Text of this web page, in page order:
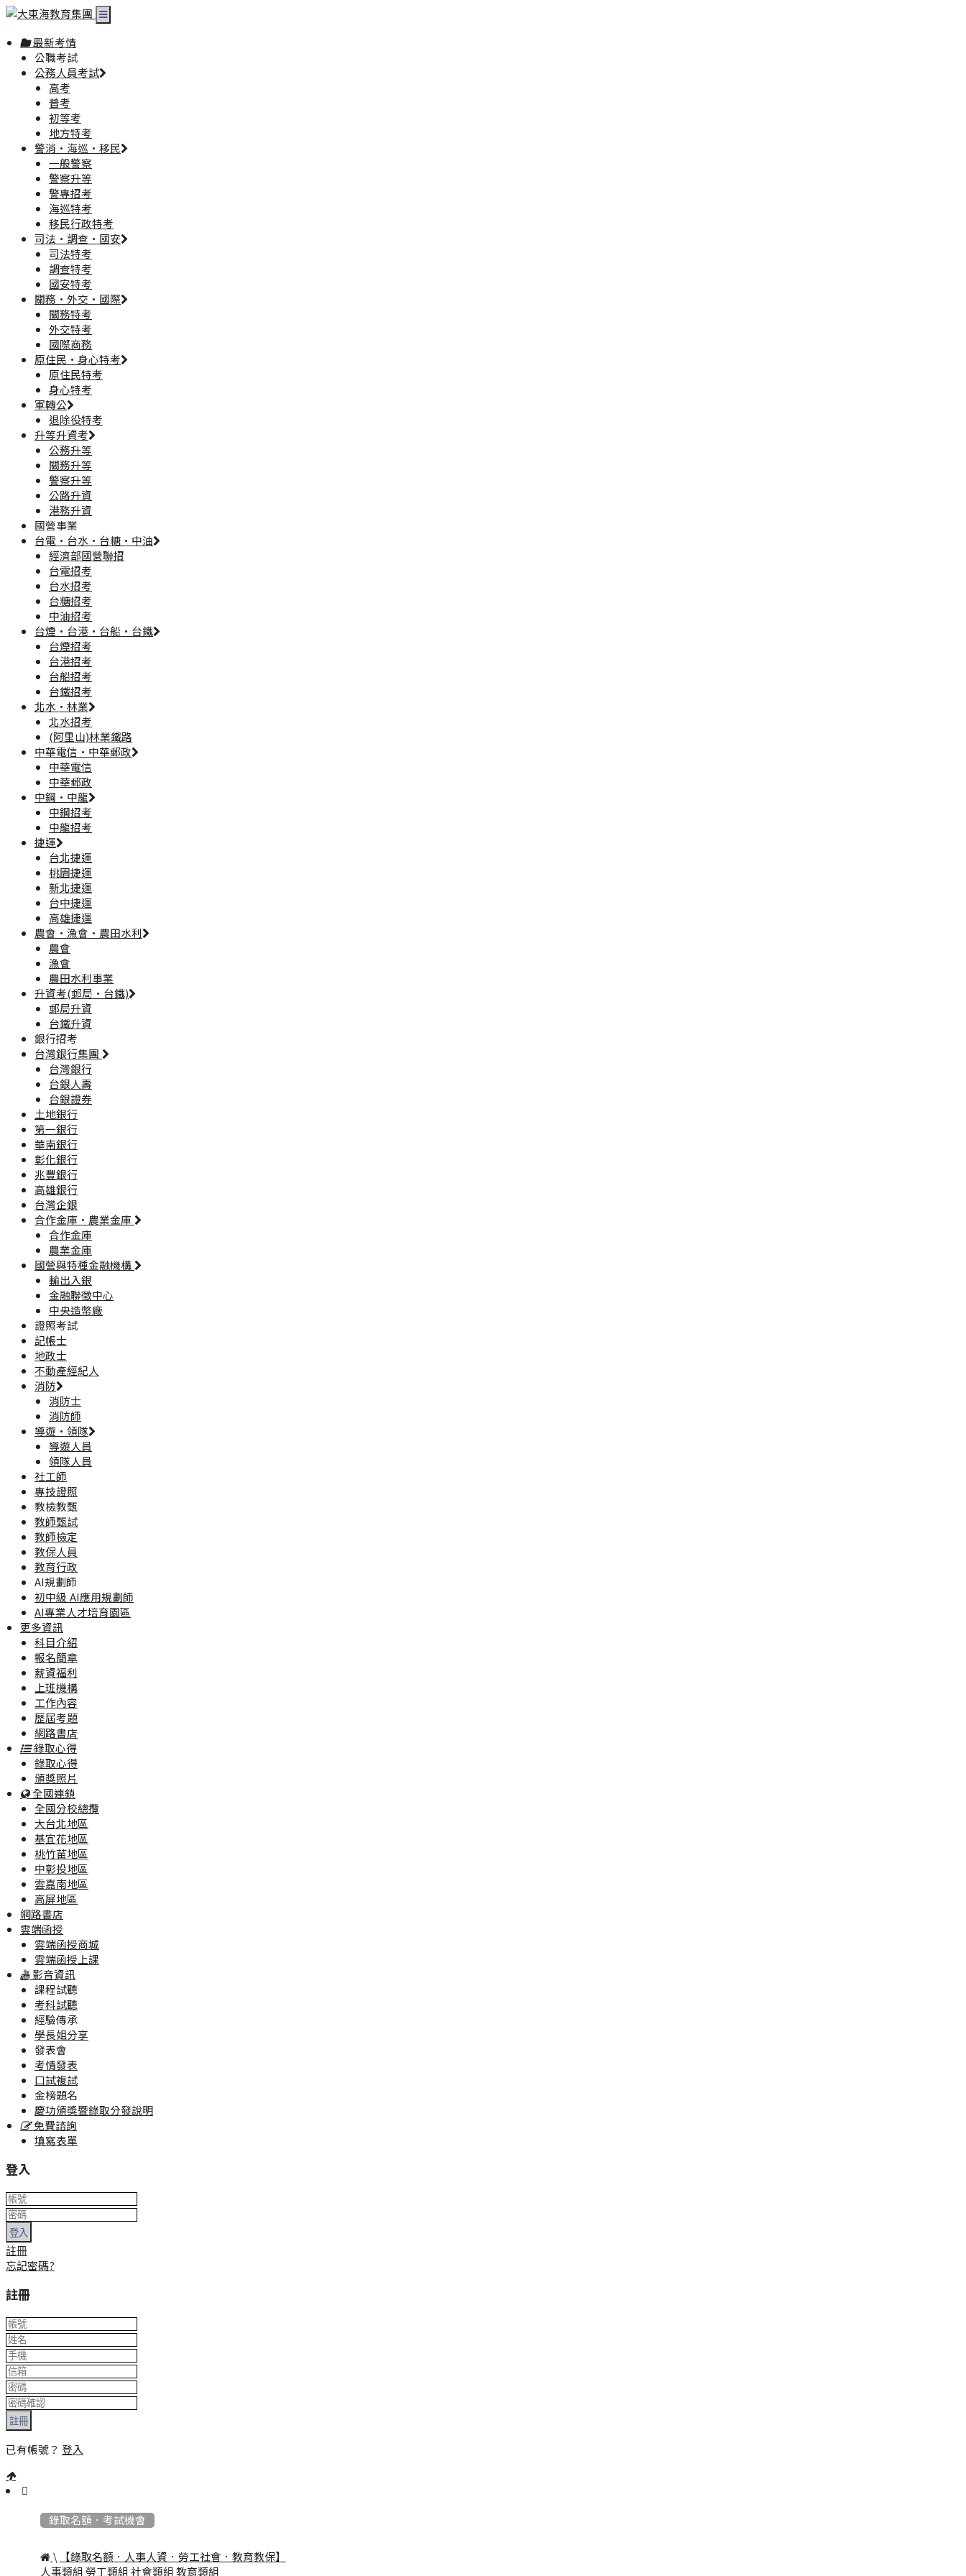
最新考情
公職考試
公務人員考試
高考
普考
初等考
地方特考
警消·海巡·移民
一般警察
警察升等
警專招考
海巡特考
移民行政特考
司法·調查·國安
司法特考
調查特考
國安特考
關務·外交·國際
關務特考
外交特考
國際商務
原住民·身心特考
原住民特考
身心特考
軍轉公
退除役特考
升等升資考
公務升等
關務升等
警察升等
公路升資
港務升資
國營事業
台電·台水·台糖·中油
經濟部國營聯招
台電招考
台水招考
台糖招考
中油招考
台煙·台港·台船·台鐵
台煙招考
台港招考
台船招考
台鐵招考
北水·林業
北水招考
(阿里山)林業鐵路
中華電信·中華郵政
中華電信
中華郵政
中鋼·中龍
中鋼招考
中龍招考
捷運
台北捷運
桃園捷運
新北捷運
台中捷運
高雄捷運
農會·漁會·農田水利
農會
漁會
農田水利事業
升資考(郵局·台鐵)
郵局升資
台鐵升資
銀行招考
台灣銀行集團
台灣銀行
台銀人壽
台銀證券
土地銀行
第一銀行
華南銀行
彰化銀行
兆豐銀行
高雄銀行
台灣企銀
合作金庫·農業金庫
合作金庫
農業金庫
國營與特種金融機構
輸出入銀
金融聯徵中心
中央造幣廠
證照考試
記帳士
地政士
不動產經紀人
消防
消防士
消防師
導遊·領隊
導遊人員
領隊人員
社工師
專技證照
教檢教甄
教師甄試
教師檢定
教保人員
教育行政
AI規劃師
初中級 AI應用規劃師
AI專業人才培育園區
更多資訊
科目介紹
報名簡章
薪資福利
上班機構
工作內容
歷屆考題
網路書店
錄取心得
錄取心得
頒獎照片
全國連鎖
全國分校總攬
大台北地區
基宜花地區
桃竹苗地區
中彰投地區
雲嘉南地區
高屏地區
網路書店
雲端函授
雲端函授商城
雲端函授上課
影音資訊
課程試聽
考科試聽
經驗傳承
學長姐分享
發表會
考情發表
口試複試
金榜題名
慶功頒獎暨錄取分發說明
免費諮詢
填寫表單
登入
登入
註冊
忘記密碼?
註冊
註冊
已有帳號？ 登入
::: 錄取名額．考試機會
\ 【錄取名額．人事人資．勞工社會．教育教保】
人事類組 勞工類組 社會類組 教育類組